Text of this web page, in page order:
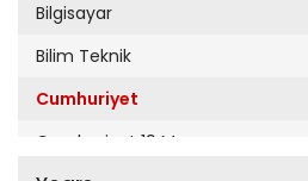
Bilgisayar
Bilim Teknik
Cumhuriyet
Cumhuriyet 19 Mayıs